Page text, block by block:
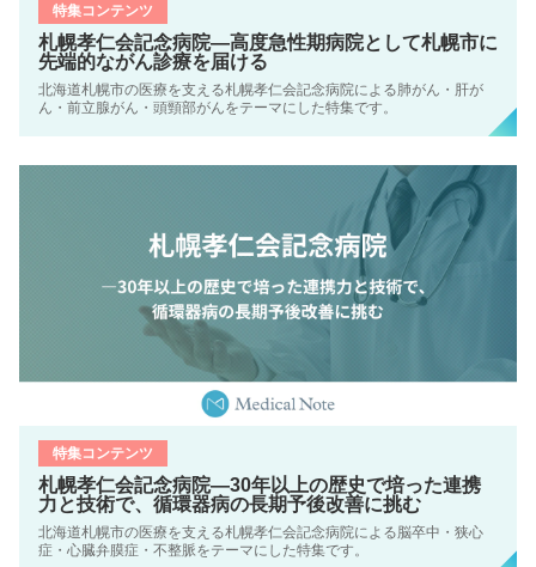
特集コンテンツ
札幌孝仁会記念病院―高度急性期病院として札幌市に
先端的ながん診療を届ける
北海道札幌市の医療を支える札幌孝仁会記念病院による肺がん・肝が
ん・前立腺がん・頭頸部がんをテーマにした特集です。
特集コンテンツ
札幌孝仁会記念病院―30年以上の歴史で培った連携
力と技術で、循環器病の長期予後改善に挑む
北海道札幌市の医療を支える札幌孝仁会記念病院による脳卒中・狭心
症・心臓弁膜症・不整脈をテーマにした特集です。